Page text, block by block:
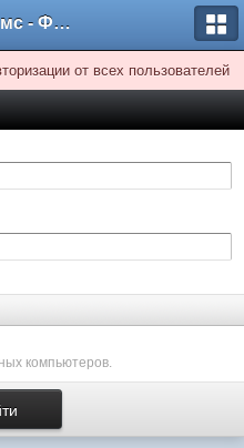
Кейсистемс - Форумы
от всех пользователей
компьютеров.